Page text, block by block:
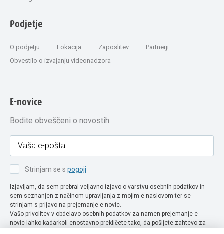
Podjetje
O podjetju Lokacija Zaposlitev
Partnerji
Obvestilo o izvajanju videonadzora
E-novice
Bodite obveščeni o novostih.
Strinjam se s pogoji
Izjavljam, da sem prebral veljavno izjavo o varstvu osebnih podatkov in
sem seznanjen z načinom upravljanja z mojim e-naslovom ter se
strinjam s prijavo na prejemanje e-novic.
Vašo privolitev v obdelavo osebnih podatkov za namen prejemanje e-
novic lahko kadarkoli enostavno prekličete tako, da pošljete zahtevo za